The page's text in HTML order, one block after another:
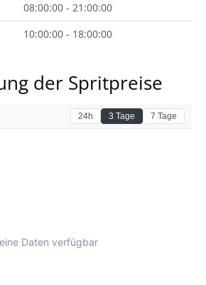
08:00:00 - 21:00:00
10:00:00 - 18:00:00
der Spritpreise